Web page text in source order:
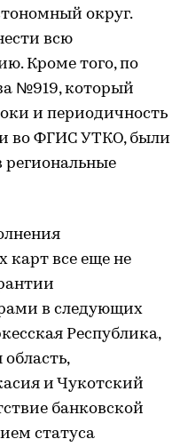
округ.
всю
Кроме того, по
№919, который
и периодичность
во ФГИС УТКО, были
все еще не
в следующих
Республика,
и Чукотский
банковской
статуса